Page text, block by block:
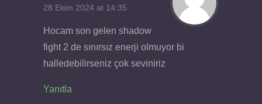
28 Ekim 2024 at 14:35
Hocam son gelen shadow
fight 2 de sınırsız enerji olmuyor bi
halledebilirseniz çok seviniriz
Yanıtla